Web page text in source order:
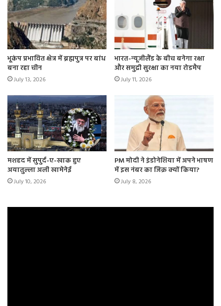
भूकंप प्रभावित क्षेत्र में ब्रह्मपुत्र पर बांध
बना रहा चीन
July 13, 2026
भारत-न्यूजीलैंड के बीच बनेगा रक्षा
और समुद्री सुरक्षा का नया रोडमैप
July 11, 2026
मशहद में सुपुर्द-ए-खाक हुए
अयातुल्ला अली खामेनेई
July 10, 2026
PM मोदी ने इंडोनेशिया में अपने भाषण
में इस नंबर का जिक्र क्यों किया?
July 8, 2026